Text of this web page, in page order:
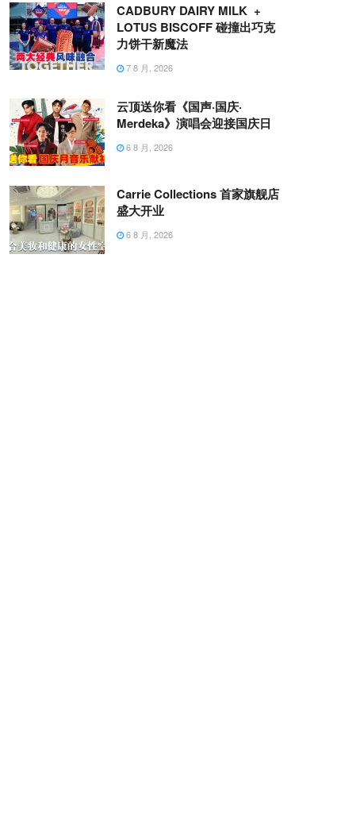
CADBURY DAIRY MILK +
LOTUS BISCOFF 碰撞出巧克
力饼干新魔法
7 8 月, 2026
云顶送你看《国声·国庆·
Merdeka》演唱会迎接国庆日
6 8 月, 2026
Carrie Collections 首家旗舰店
盛大开业
6 8 月, 2026